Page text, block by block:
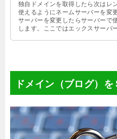
独自ドメインを取得したら次はレ
使えるようにネームサーバーを変
サーバーを変更したらサーバーで
します。ここではエックスサーバ
ドメイン（ブログ）を